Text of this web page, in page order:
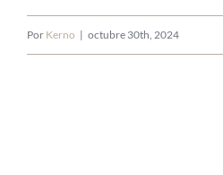
Por Kerno | octubre 30th, 2024